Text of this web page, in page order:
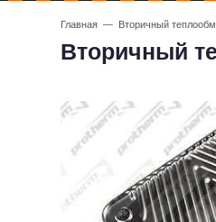
Главная — Вторичный
Вторичный